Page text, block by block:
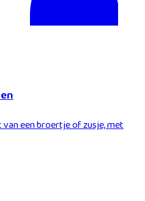
een broertje of zusje, met